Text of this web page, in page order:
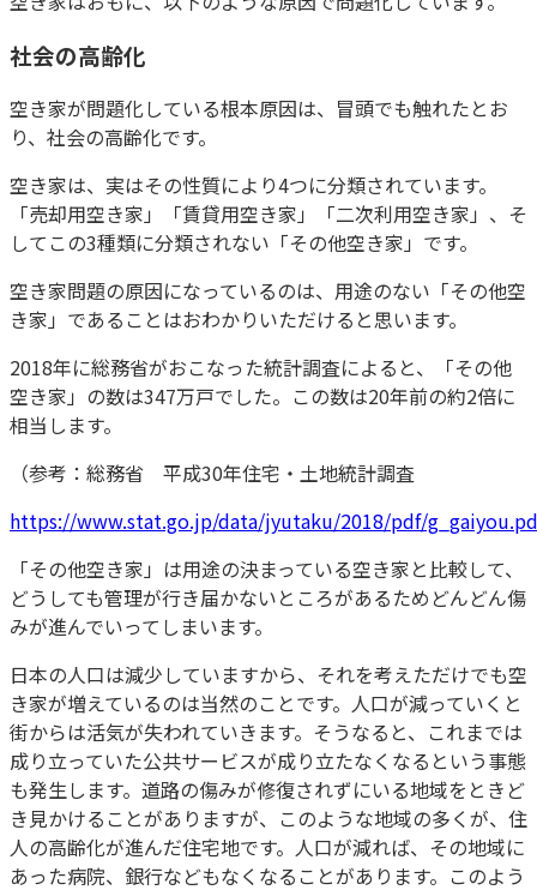
社会の高齢化
空き家が問題化している根本原因は、冒頭でも触れたとお
り、社会の高齢化です。
空き家は、実はその性質により4つに分類されています。
「売却用空き家」「賃貸用空き家」「二次利用空き家」、そ
してこの3種類に分類されない「その他空き家」です。
空き家問題の原因になっているのは、用途のない「その他空
き家」であることはおわかりいただけると思います。
2018年に総務省がおこなった統計調査によると、「その他
空き家」の数は347万戸でした。この数は20年前の約2倍に
相当します。
（参考：総務省 平成30年住宅・土地統計調査
https://www.stat.go.jp/data/jyutaku/2018/pdf/
「その他空き家」は用途の決まっている空き家と比較して、
どうしても管理が行き届かないところがあるためどんどん傷
みが進んでいってしまいます。
日本の人口は減少していますから、それを考えただけでも空
き家が増えているのは当然のことです。人口が減っていくと
街からは活気が失われていきます。そうなると、これまでは
成り立っていた公共サービスが成り立たなくなるという事態
も発生します。道路の傷みが修復されずにいる地域をときど
き見かけることがありますが、このような地域の多くが、住
人の高齢化が進んだ住宅地です。人口が減れば、その地域に
あった病院、銀行などもなくなることがあります。このよう